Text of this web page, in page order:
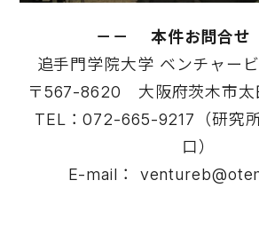
－－ 本件お問合せ
追手門学院大学 ベンチャー
〒567-8620 大阪府茨木市太
TEL：072-665-9217（研究
口）
E-mail：